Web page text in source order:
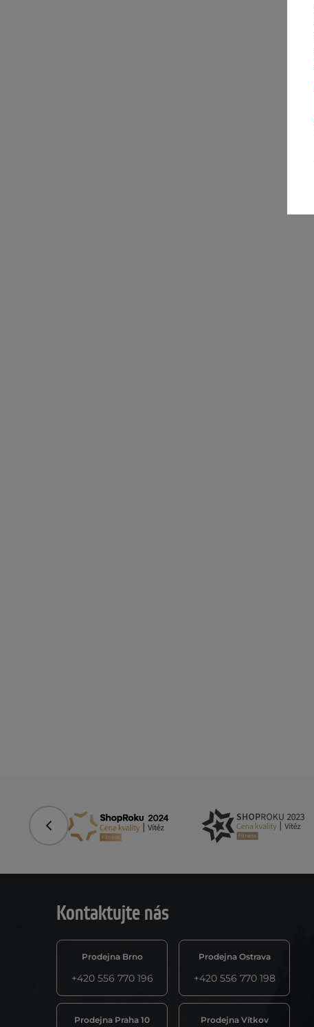
Předchozí
Kontaktujte nás
Prodejna Brno
+420 556 770 196
Prodejna Ostrava
+420 556 770 198
Prodejna Praha 10 Prodejna Vítkov